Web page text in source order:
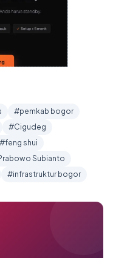
#pemkab bogor
#Cigudeg
#feng shui
Subianto
#infrastruktur bogor